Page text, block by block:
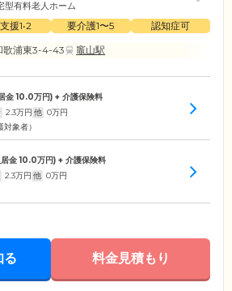
型有料老人ホーム
援1•2 要介護1〜5
認知症可
歌浦東3-4-43
竈山駅
金10.0万円) + 介護保険料
2.3万円 他 0万円
象者）
居金10.0万円) + 介護保険料
2.3万円 他 0万円
る 料金見積もり